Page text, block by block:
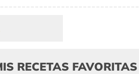
RECETAS FAVORITAS